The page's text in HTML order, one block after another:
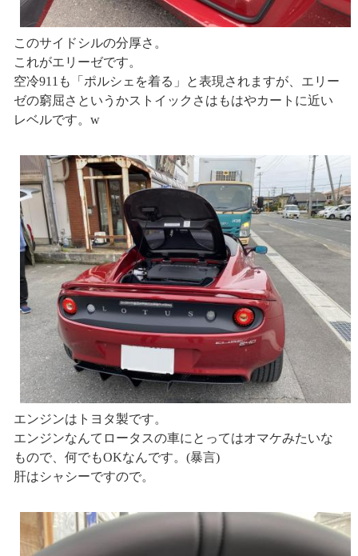
このサイドシルの分厚さ。
これがエリーゼです。
空冷911も「ポルシェを着る」と表現されますが、エリー
ゼの窮屈さというかストイックさはもはやカートに近い
レベルです。w
エンジンはトヨタ製です。
エンジンなんてロータスの車にとってはオマケみたいな
もので、何でもOKなんです。(暴言)
肝はシャシーですので。